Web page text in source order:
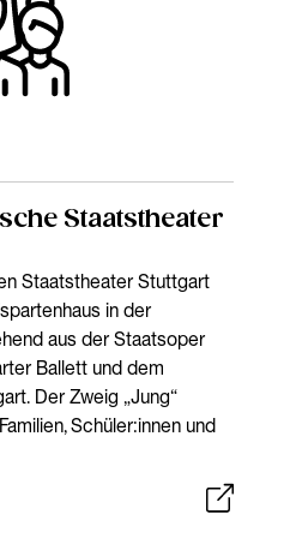
Staatstheater
Staatstheater Stuttgart
in der
aus der Staatsoper
Ballett und dem
Der Zweig „Jung“
Schüler:innen und